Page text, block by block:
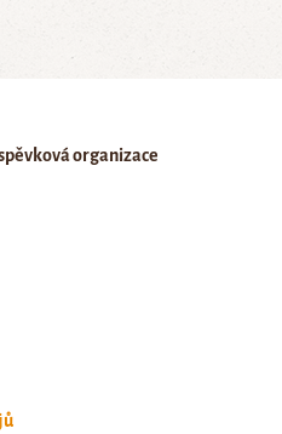
organizace